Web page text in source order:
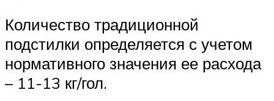
Количество традиционной
подстилки определяется с учетом
нормативного значения ее расхода
– 11-13 кг/гол.